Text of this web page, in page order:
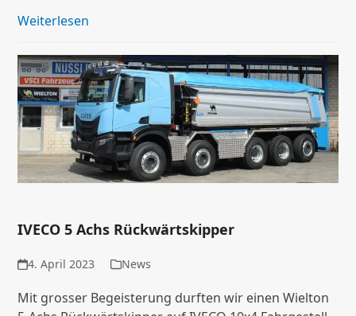
Weiterlesen
IVECO 5 Achs Rückwärtskipper
4. April 2023 News
Mit grosser Begeisterung durften wir einen Wielton